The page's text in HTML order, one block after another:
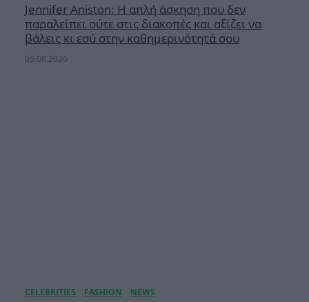
Jennifer Aniston: Η απλή άσκηση που δεν
παραλείπει ούτε στις διακοπές και αξίζει να
βάλεις κι εσύ στην καθημερινότητά σου
05.08.2026